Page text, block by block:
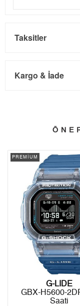
Taksitler
Tek Çekim
3
4
5
6
7
9
Kargo & İade
- Sipariş gönderimi 3
verilir.
- İnternet
Türkiye'nin her
Kargo ile ücretsiz
İade
- Kargonuz elinize
iade edebilirsiniz.
PREMİUM
G-LIDE
GBX-H5600-
Saati